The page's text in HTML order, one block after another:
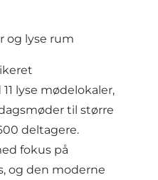
og lyse rum
lyse mødelokaler,
til større
deltagere.
fokus på
og den moderne